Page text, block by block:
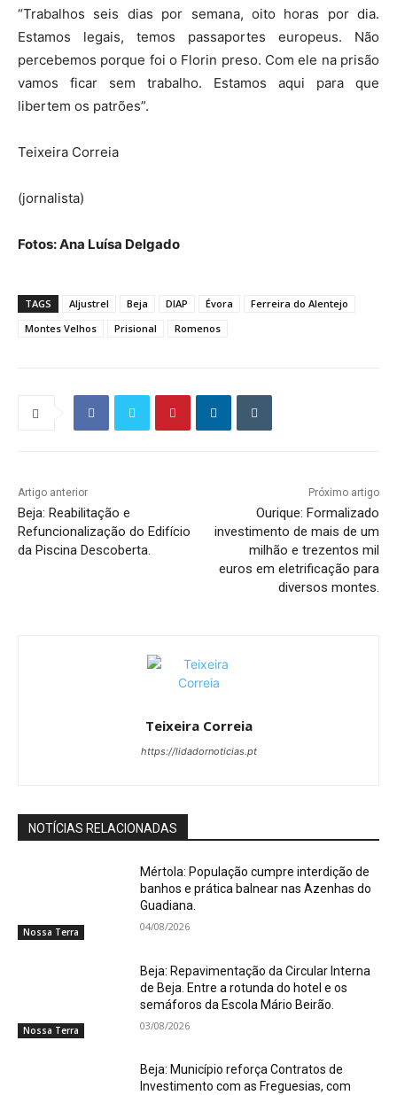
“Trabalhos seis dias por semana, oito horas por dia.
Estamos legais, temos passaportes europeus. Não
percebemos porque foi o Florin preso. Com ele na prisão
vamos ficar sem trabalho. Estamos aqui para que
libertem os patrões”.
Teixeira Correia
(jornalista)
Fotos: Ana Luísa Delgado
TAGS Aljustrel Beja DIAP Évora
Ferreira do Alentejo
Montes Velhos
Prisional Romenos
Artigo anterior
Beja: Reabilitação e
Refuncionalização do Edifício
da Piscina Descoberta.
Próximo artigo
Ourique: Formalizado
investimento de mais de um
milhão e trezentos mil
euros em eletrificação para
diversos montes.
Teixeira Correia
https://lidadornoticias.pt
NOTÍCIAS RELACIONADAS
Nossa Terra
Mértola: População cumpre interdição de
banhos e prática balnear nas Azenhas do
Guadiana.
04/08/2026
Nossa Terra
Beja: Repavimentação da Circular Interna
de Beja. Entre a rotunda do hotel e os
semáforos da Escola Mário Beirão.
03/08/2026
Beja: Município reforça Contratos de
Investimento com as Freguesias, com